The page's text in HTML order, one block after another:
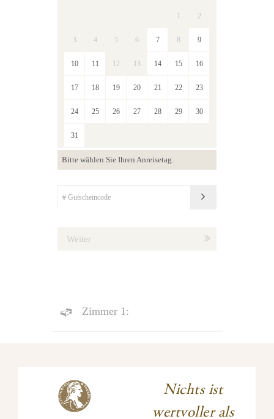
1 2
3 4 5 6 7 8 9
10 11 12 13 14 15 16
17 18 19 20 21 22 23
24 25 26 27 28 29 30
31
Bitte wählen Sie Ihren Anreisetag.
Weiter
Zimmer 1:
Nichts ist
wertvoller als